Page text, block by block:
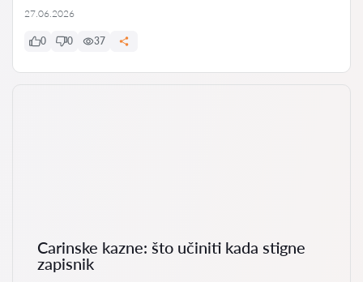
27.06.2026
0 0 37
Carinske kazne: što učiniti kada stigne
zapisnik